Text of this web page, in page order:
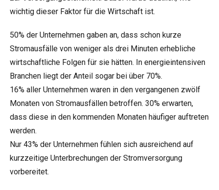
wichtig dieser Faktor für die Wirtschaft ist.
50% der Unternehmen gaben an, dass schon kurze
Stromausfälle von weniger als drei Minuten erhebliche
wirtschaftliche Folgen für sie hätten. In energieintensiven
Branchen liegt der Anteil sogar bei über 70%.
16% aller Unternehmen waren in den vergangenen zwölf
Monaten von Stromausfällen betroffen. 30% erwarten,
dass diese in den kommenden Monaten häufiger auftreten
werden.
Nur 43% der Unternehmen fühlen sich ausreichend auf
kurzzeitige Unterbrechungen der Stromversorgung
vorbereitet.